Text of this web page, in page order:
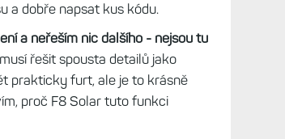
a dobře napsat kus kódu.
a neřeším nic dalšího - nejsou tu
řešit spousta detailů jako
prakticky furt, ale je to krásně
proč F8 Solar tuto funkci